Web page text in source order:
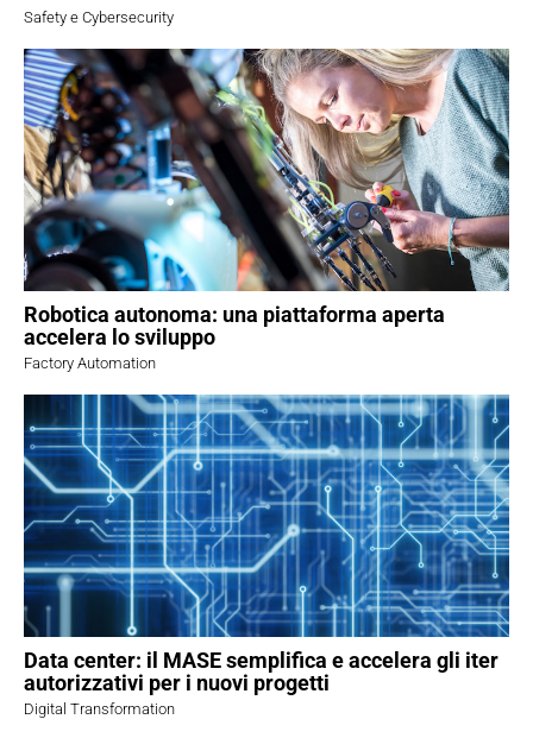
Safety e Cybersecurity
Robotica autonoma: una piattaforma aperta
accelera lo sviluppo
Factory Automation
Data center: il MASE semplifica e accelera gli iter
autorizzativi per i nuovi progetti
Digital Transformation